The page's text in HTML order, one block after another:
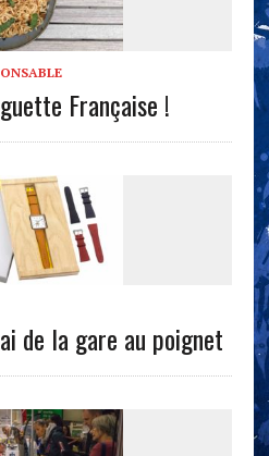
Française !
de la gare au poignet